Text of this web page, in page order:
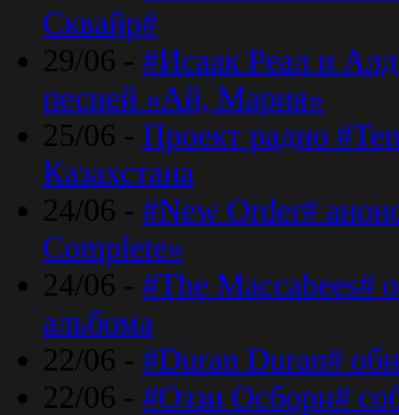
Сквайр#
29/06 - #Исаак Реал и
песней «Ай, Мария»
25/06 - Проект радио
Казахстана
24/06 - #New Order#
Complete»
24/06 - #The Maccabees#
альбома
22/06 - #Duran Duran#
22/06 - #Оззи Осборн#